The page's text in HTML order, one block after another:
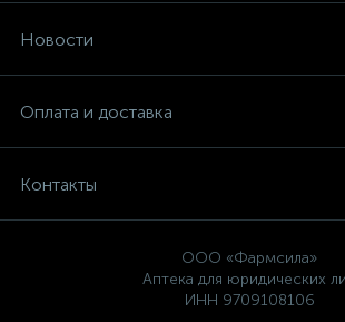
Новости
Оплата и доставка
Контакты
ООО «Фармсила»
Аптека для юридических
ИНН 9709108106